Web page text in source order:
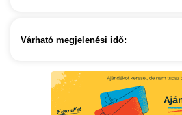
Várható megjelenési idő: